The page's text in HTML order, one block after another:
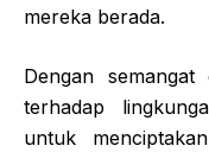
mereka berada.
Dengan
terhadap
untuk